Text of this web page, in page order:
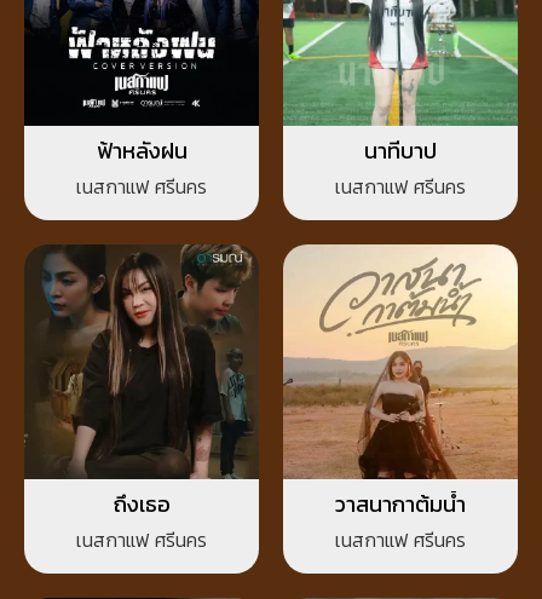
ฟ้าหลังฝน
เนสกาแฟ ศรีนคร
นาทีบาป
เนสกาแฟ ศรีนคร
ถึงเธอ
เนสกาแฟ ศรีนคร
วาสนากาต้มน้ำ
เนสกาแฟ ศรีนคร